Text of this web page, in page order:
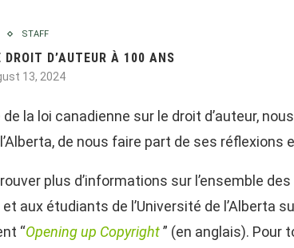
STAFF
D’AUTEUR À 100 ANS
13, 2024
la loi canadienne sur le droit d’auteur,
l’Alberta, de nous faire part de ses réflexions
plus d’informations sur l’ensemble
aux étudiants de l’Université de l’Alberta
“Opening up Copyright” (en anglais). Pour